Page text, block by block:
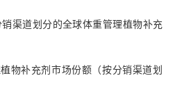
渠道划分的全球体重管理植物补充
物补充剂市场份额（按分销渠道划